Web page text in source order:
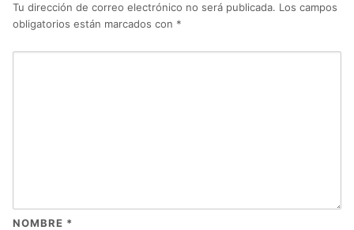
Tu dirección de correo electrónico no será publicada. Los campos
obligatorios están marcados con *
NOMBRE *